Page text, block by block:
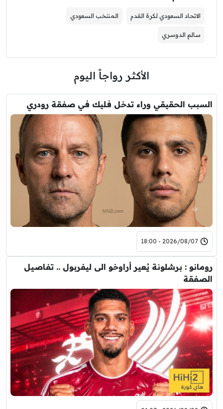
الاتحاد السعودي لكرة القدم المنتخب السعودي
سالم الدوسري
الأكثر رواجاً اليوم
السبب الحقيقي وراء تدخل فليك في صفقة رودري
2026/08/07 - 18:00
رومانو : برشلونة يُعير أراوخو الى ليفربول .. تفاصيل
الصفقة